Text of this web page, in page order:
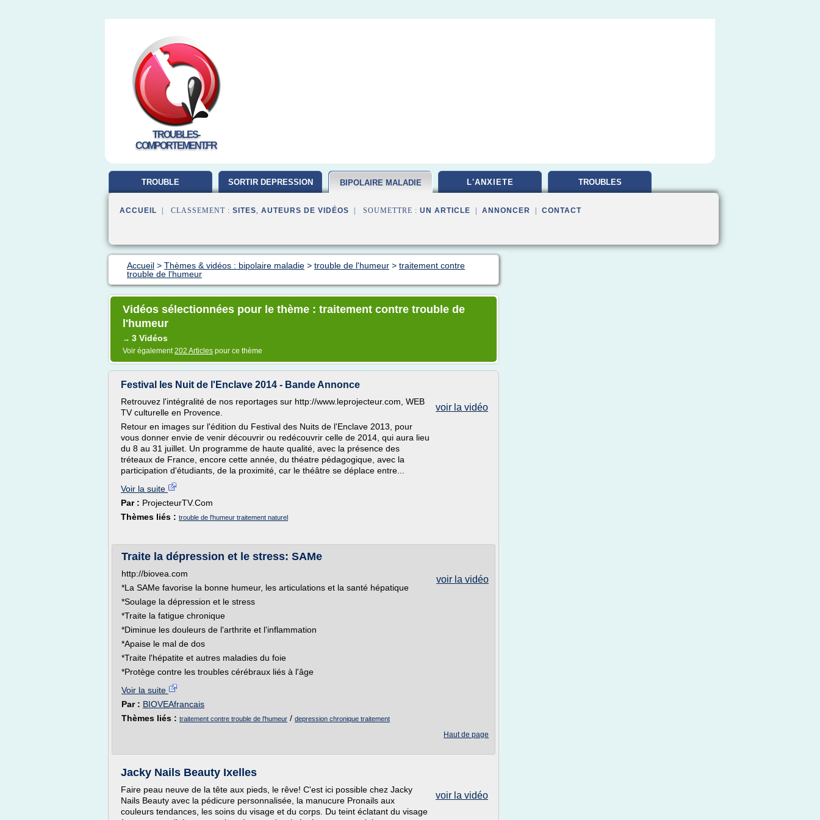
TROUBLES-
COMPORTEMENT.FR
TROUBLE SORTIR DEPRESSION BIPOLAIRE MALADIE L'ANXIETE TROUBLES
ACCUEIL | CLASSEMENT : SITES, AUTEURS DE VIDÉOS | SOUMETTRE : UN ARTICLE ANNONCER CONTACT
Accueil > Thèmes & vidéos : bipolaire maladie > trouble de l'humeur > traitement contre
trouble de l'humeur
Vidéos sélectionnées pour le thème : traitement contre trouble de
l'humeur
→ 3 Vidéos
Voir également202 Articles pour ce thème
Festival les Nuit de l'Enclave 2014 - Bande Annonce
voir la vidéo
Retrouvez l'intégralité de nos reportages sur http://www.leprojecteur.com, WEB
TV culturelle en Provence.
Retour en images sur l'édition du Festival des Nuits de l'Enclave 2013, pour
vous donner envie de venir découvrir ou redécouvrir celle de 2014, qui aura lieu
du 8 au 31 juillet. Un programme de haute qualité, avec la présence des
tréteaux de France, encore cette année, du théatre pédagogique, avec la
participation d'étudiants, de la proximité, car le théâtre se déplace entre...
Voir la suite
Par : ProjecteurTV.Com
Thèmes liés : trouble de l'humeur traitement naturel
Traite la dépression et le stress: SAMe
voir la vidéo
http://biovea.com
*La SAMe favorise la bonne humeur, les articulations et la santé hépatique
*Soulage la dépression et le stress
*Traite la fatigue chronique
*Diminue les douleurs de l'arthrite et l'inflammation
*Apaise le mal de dos
*Traite l'hépatite et autres maladies du foie
*Protège contre les troubles cérébraux liés à l'âge
Voir la suite
Par : BIOVEAfrancais
Thèmes liés : traitement contre trouble de l'humeur / depression chronique traitement
Haut de page
Jacky Nails Beauty Ixelles
voir la vidéo
Faire peau neuve de la tête aux pieds, le rêve! C'est ici possible chez Jacky
Nails Beauty avec la pédicure personnalisée, la manucure Pronails aux
couleurs tendances, les soins du visage et du corps. Du teint éclatant du visage